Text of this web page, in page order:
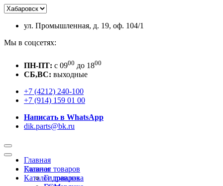
ул. Промышленная, д. 19, оф. 104/1
Мы в соцсетях:
ПН-ПТ: c 0900 до 1800
СБ,ВС: выходные
+7 (4212) 240-100
+7 (914) 159 01 00
Написать в WhatsApp
dik.parts@bk.ru
Главная
Каталог товаров
Гидравлика
Главная
Каталог товаров